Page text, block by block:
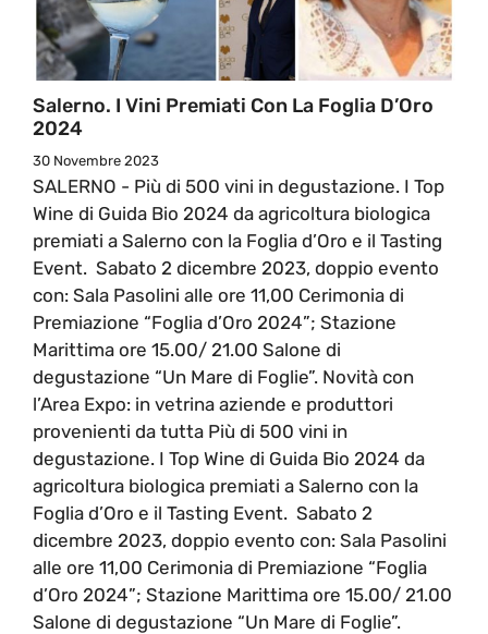
Salerno. I Vini Premiati Con La Foglia D’Oro
2024
30 Novembre 2023
SALERNO - Più di 500 vini in degustazione. I Top
Wine di Guida Bio 2024 da agricoltura biologica
premiati a Salerno con la Foglia d’Oro e il Tasting
Event. Sabato 2 dicembre 2023, doppio evento
con: Sala Pasolini alle ore 11,00 Cerimonia di
Premiazione “Foglia d’Oro 2024”; Stazione
Marittima ore 15.00/ 21.00 Salone di
degustazione “Un Mare di Foglie”. Novità con
l’Area Expo: in vetrina aziende e produttori
provenienti da tutta Più di 500 vini in
degustazione. I Top Wine di Guida Bio 2024 da
agricoltura biologica premiati a Salerno con la
Foglia d’Oro e il Tasting Event. Sabato 2
dicembre 2023, doppio evento con: Sala Pasolini
alle ore 11,00 Cerimonia di Premiazione “Foglia
d’Oro 2024”; Stazione Marittima ore 15.00/ 21.00
Salone di degustazione “Un Mare di Foglie”.